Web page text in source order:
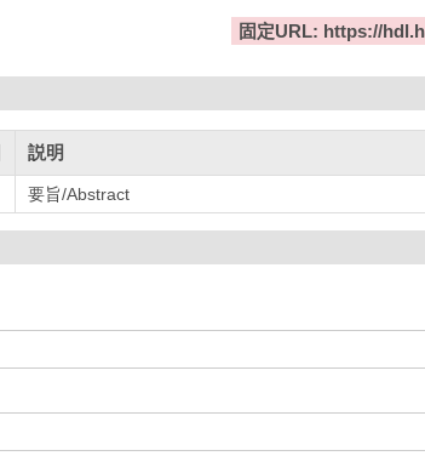
固定URL: https://
説明
要旨/Abstract